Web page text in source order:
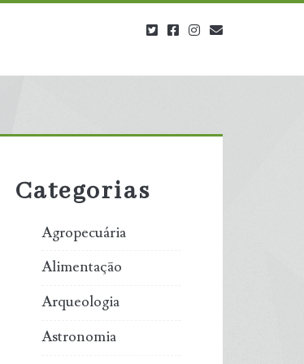
twitterfacebookinstagram
Sidebar
Categorias
Agropecuária
Alimentação
Arqueologia
Astronomia